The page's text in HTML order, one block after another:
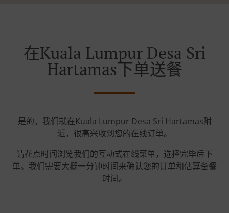
在Kuala Lumpur Desa Sri
Hartamas下单送餐
是的，我们就在Kuala Lumpur Desa Sri Hartamas附
近，很高兴收到您的在线订单。
请花点时间浏览我们的互动式在线菜单，选择完毕后下
单。我们需要大概一分钟时间来确认您的订单和估算备餐
时间。